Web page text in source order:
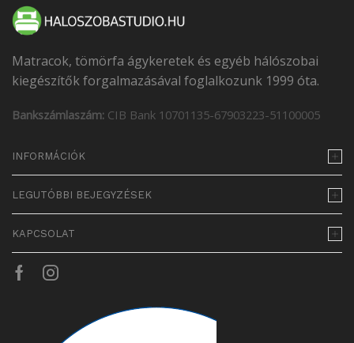
Matracok, tömörfa ágykeretek és egyéb hálószobai
kiegészítők forgalmazásával foglalkozunk 1999 óta.
Bankszámlaszám: CIB Bank 10701135-67903223-51100005
INFORMÁCIÓK
LEGUTÓBBI BEJEGYZÉSEK
KAPCSOLAT
FacebookInstagram